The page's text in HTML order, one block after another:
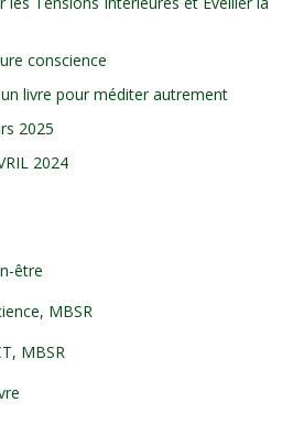
conscience
livre pour méditer autrement
2025
2024
être
MBSR
MBSR